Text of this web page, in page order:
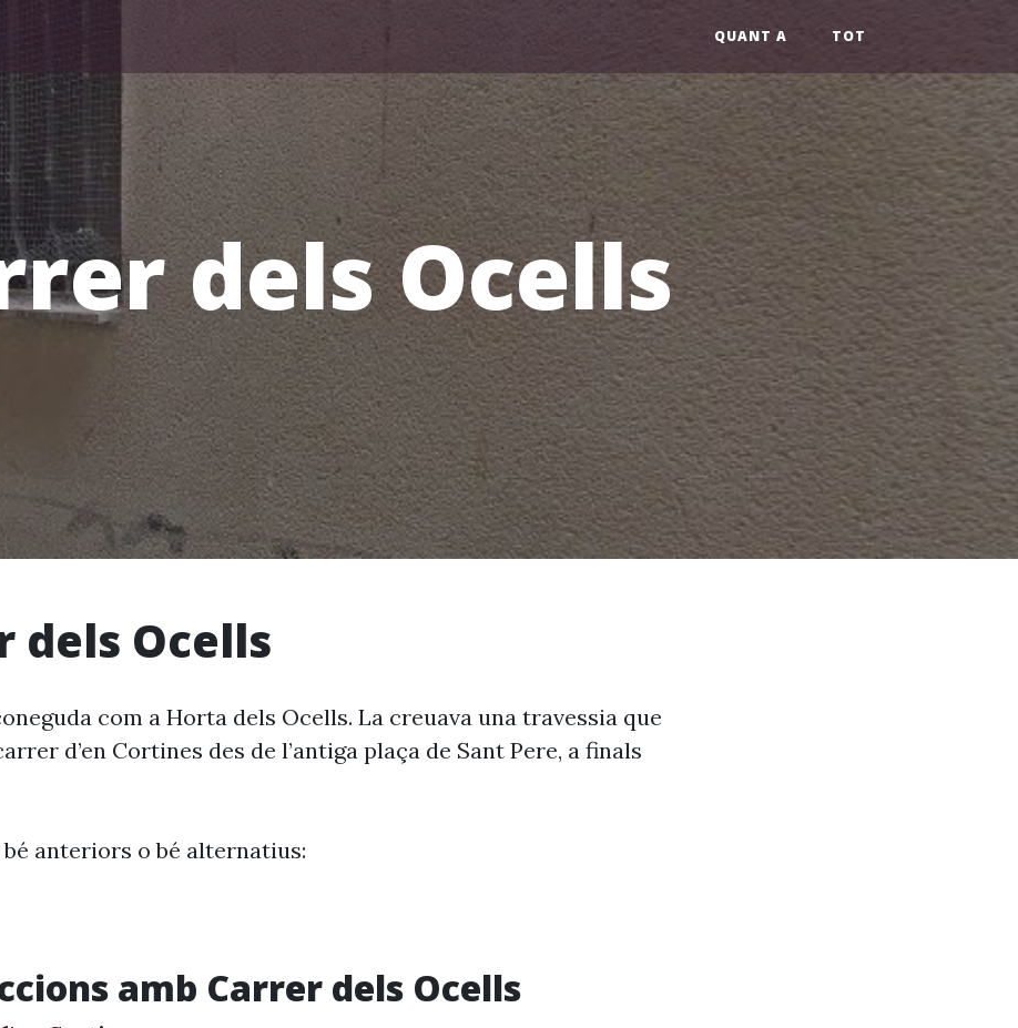
QUANT A TOT
dels Ocells
dels Ocells
com a Horta dels Ocells. La creuava una travessia que
d’en Cortines des de l’antiga plaça de Sant Pere, a finals
anteriors o bé alternatius:
amb Carrer dels Ocells